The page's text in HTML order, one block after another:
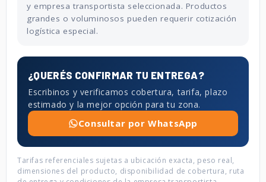
y empresa transportista seleccionada. Productos
grandes o voluminosos pueden requerir cotización
logística especial.
¿QUERÉS CONFIRMAR TU ENTREGA?
Escribinos y verificamos cobertura, tarifa, plazo
estimado y la mejor opción para tu zona.
Consultar por WhatsApp
Tarifas referenciales sujetas a ubicación exacta, peso real,
dimensiones del producto, disponibilidad de cobertura, ruta